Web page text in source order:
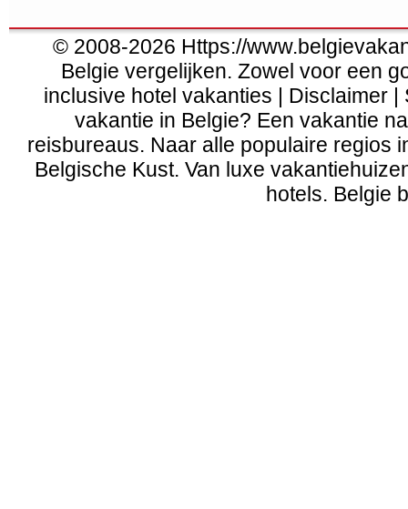
© 2008-2026 Https://
Belgie vergelijken. Zowel voor een
inclusive hotel vakanties | Disclaimer |
vakantie in Belgie? Een vakantie
reisbureaus. Naar alle populaire regios
Belgische Kust. Van luxe
hotels. Belgie